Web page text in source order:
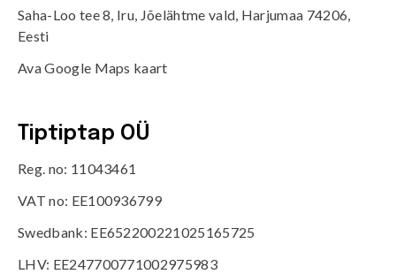
Saha-Loo tee 8, Iru, Jõelähtme vald, Harjumaa 74206,
Eesti
Ava Google Maps kaart
Tiptiptap OÜ
Reg. no: 11043461
VAT no: EE100936799
Swedbank: EE652200221025165725
LHV: EE247700771002975983